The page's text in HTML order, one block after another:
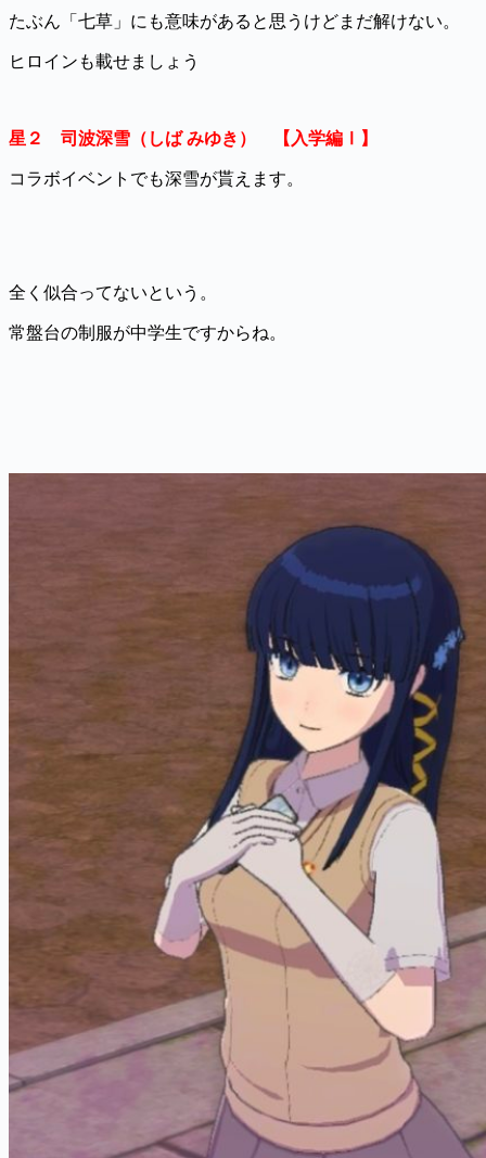
たぶん「七草」にも意味があると思うけどまだ解けない。
ヒロインも載せましょう
星２ 司波深雪（しば みゆき） 【入学編Ⅰ】
コラボイベントでも深雪が貰えます。
全く似合ってないという。
常盤台の制服が中学生ですからね。